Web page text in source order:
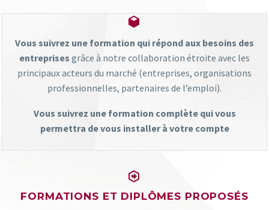


Vous suivrez une formation qui répond aux besoins des
entreprises grâce à notre collaboration étroite avec les
principaux acteurs du marché (entreprises, organisations
professionnelles, partenaires de l’emploi).
Vous suivrez une formation complète qui vous
permettra de vous installer à votre compte


FORMATIONS ET DIPLÔMES PROPOSÉS